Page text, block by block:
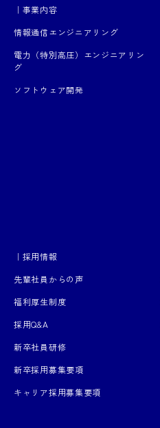
｜事業内容
情報通信エンジニアリング
電力（特別高圧）エンジニアリン
グ
ソフトウェア開発
｜採用情報
先輩社員からの声
福利厚生制度
採用Q&A
新卒社員研修
新卒採用募集要項
キャリア採用募集要項